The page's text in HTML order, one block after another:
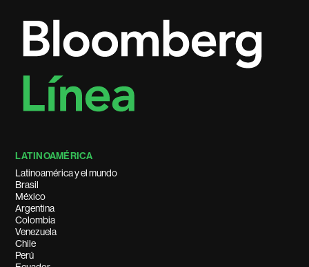
LATINOAMÉRICA
Latinoamérica y el mundo
Brasil
México
Argentina
Colombia
Venezuela
Chile
Perú